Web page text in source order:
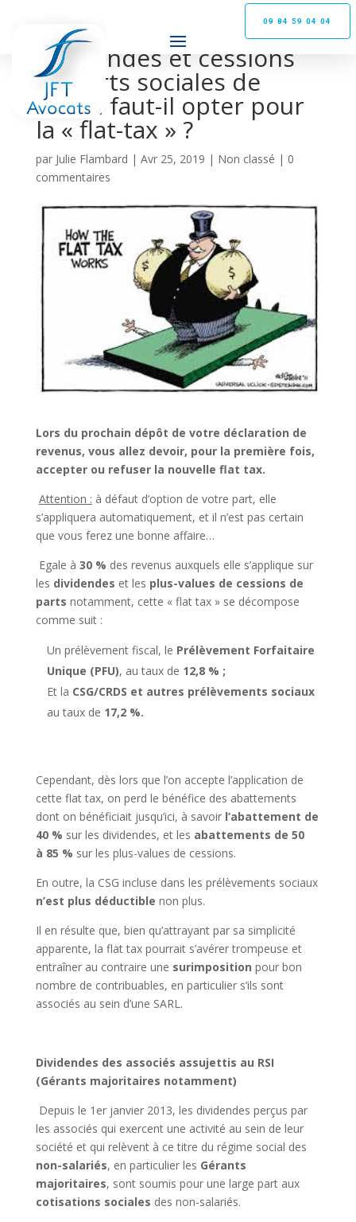
09 84 59 04 04
Dividendes et cessions
de parts sociales de
SARL : faut-il opter pour
la « flat-tax » ?
par Julie Flambard | Avr 25, 2019 | Non classé | 0
commentaires
Lors du prochain dépôt de votre déclaration de
revenus, vous allez devoir, pour la première fois,
accepter ou refuser la nouvelle flat tax.
Attention : à défaut d’option de votre part, elle
s’appliquera automatiquement, et il n’est pas certain
que vous ferez une bonne affaire…
Egale à 30 % des revenus auxquels elle s’applique sur
les dividendes et les plus-values de cessions de
parts notamment, cette « flat tax » se décompose
comme suit :
Un prélèvement fiscal, le Prélèvement Forfaitaire
Unique (PFU), au taux de 12,8 % ;
Et la CSG/CRDS et autres prélèvements sociaux
au taux de 17,2 %.
Cependant, dès lors que l’on accepte l’application de
cette flat tax, on perd le bénéfice des abattements
dont on bénéficiait jusqu’ici, à savoirl’abattement de
40 % sur les dividendes, et les abattements de 50
à 85 % sur les plus-values de cessions.
En outre, la CSG incluse dans les prélèvements sociaux
n’est plus déductible non plus.
Il en résulte que, bien qu’attrayant par sa simplicité
apparente, la flat tax pourrait s’avérer trompeuse et
entraîner au contraire une surimposition pour bon
nombre de contribuables, en particulier s’ils sont
associés au sein d’une SARL.
Dividendes des associés assujettis au RSI
(Gérants majoritaires notamment)
Depuis le 1er janvier 2013, les dividendes perçus par
les associés qui exercent une activité au sein de leur
société et qui relèvent à ce titre du régime social des
non-salariés, en particulier les Gérants
majoritaires, sont soumis pour une large part aux
cotisations sociales des non-salariés.